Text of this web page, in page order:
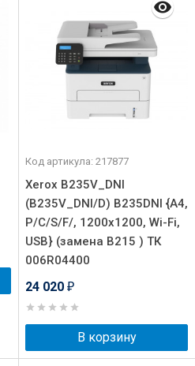
Код артикула: 217877
Xerox B235V_DNI
(B235V_DNI/D) B235DNI {A4,
P/C/S/F/, 1200x1200, Wi-Fi,
USB} (замена B215 ) ТК
006R04400
24 020 ₽
В корзину